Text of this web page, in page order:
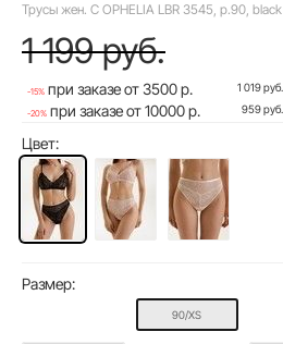
Трусы жен. C OPHELIA LBR 3545, р.90, black
1 199 руб.
-15% при заказе от 3500 р. 1 019 руб.
-20% при заказе от 10000 р. 959 руб.
Цвет:
Размер:
90/XS